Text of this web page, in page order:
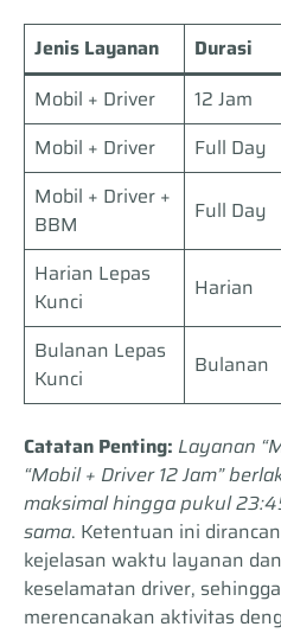
Jenis Layanan Durasi
Mobil + Driver
12 Jam
Mobil + Driver
Full Day
Mobil + Driver +
BBM
Full Day
Harian Lepas
Kunci
Harian
Bulanan Lepas
Kunci
Bulanan
Catatan Penting: Layanan
“Mobil + Driver 12 Jam”
maksimal hingga pukul
sama. Ketentuan ini
kejelasan waktu layanan
keselamatan driver,
merencanakan aktivitas